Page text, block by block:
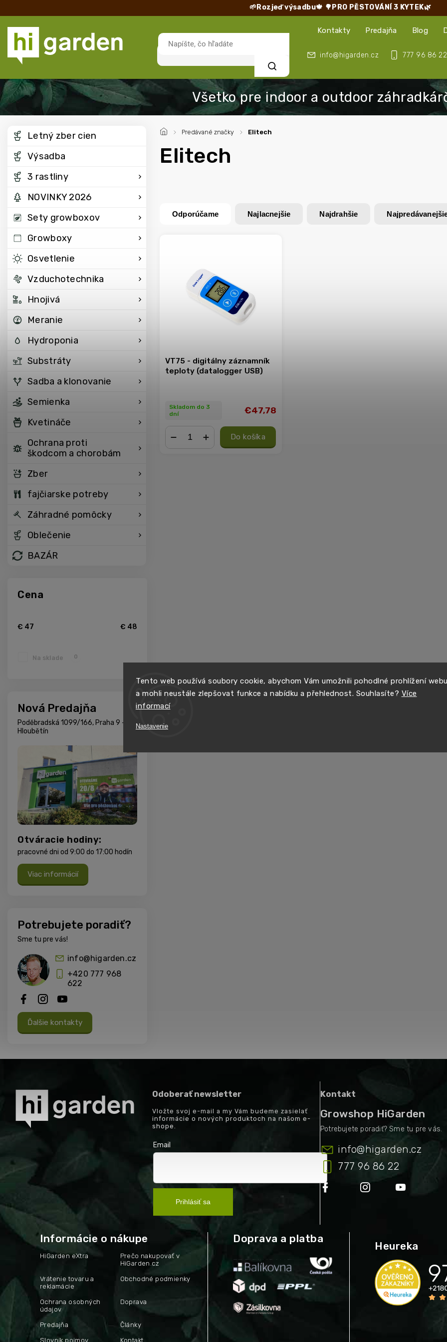
Tento web používá soubory cookie, abychom Vám umožnili pohodlné prohlížení webu
a mohli neustále zlepšovat funkce a nabídku a přehlednost. Souhlasíte? Více
informací
Nastavenie
🌱Rozjeď výsadbu🍁 🌳PRO PĚSTOVÁNÍ 3 KYTEK🌿
777 96 86 22
info@higarden.cz
Kontakty Predajňa Blog
Hľadať
/ Predávané značky / Elitech
Letný zber cien
Výsadba
3 rastliny
NOVINKY 2026
Sety growboxov
Growboxy
Osvetlenie
Vzduchotechnika
Hnojivá
Meranie
Hydroponia
Substráty
Sadba a klonovanie
Semienka
Kvetináče
Ochrana proti
škodcom a chorobám
Zber
fajčiarske potreby
Záhradné pomôcky
Oblečenie
BAZÁR
Cena
€ 47 € 48
Na sklade 0
Nová Predajňa
Poděbradská 1099/166, Praha 9 -
Hloubětín
Otváracie hodiny:
pracovné dni od 9:00 do 17:00 hodín
Viac informácií
Potrebujete poradiť?
Sme tu pre vás!
info@higarden.cz
+420 777 968
622
Ďalšie kontakty
Elitech
Odporúčame Najlacnejšie Najdrahšie
VT75 - digitálny záznamník
teploty (datalogger USB)
Skladom do 3
dní
€47,78
Do košíka
Odoberať newsletter
Vložte svoj e-mail a my Vám budeme zasielať
informácie o nových produktoch na našom e-
shope.
Email
Prihlásiť sa
Kontakt
Growshop HiGarden
info@higarden.cz
777 96 86 22
Informácie o nákupe
HiGarden eXtra
Prečo nakupovať v
HiGarden.cz
Vrátenie tovaru a
reklamácie
Obchodné podmienky
Ochrana osobných
údajov
Doprava
Predajňa Články
Slovník pojmov Kontakt
Doprava a platba
Heureka